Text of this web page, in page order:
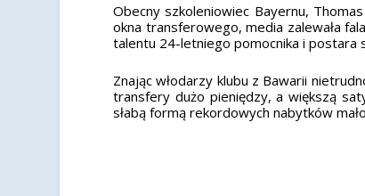
Obecny szkoleniowiec Bayernu,
okna transferowego, media zalewała
talentu 24-letniego pomocnika i postara
Znając włodarzy klubu z Bawarii
transfery dużo pieniędzy, a większą
słabą formą rekordowych nabytków